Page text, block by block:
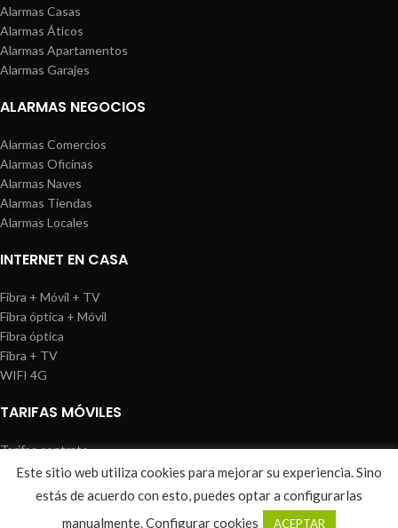
Alarmas Casas
Alarmas Áticos
Alarmas Apartamentos
Alarmas Garajes
ALARMAS NEGOCIOS
Alarmas Comercios
Alarmas Oficinas
Alarmas Naves
Alarmas Tiendas
Alarmas Locales
INTERNET EN CASA
Fibra + Móvil + TV
Fibra óptica + Móvil
Fibra óptica
Fibra + TV
WIFI 4G
TARIFAS MÓVILES
Tarifas contrato
Tarifas prepago
WIREDOSAFE Aviso Legal Política de Cookies |Sitemap
Este sitio web utiliza cookies para mejorar su experiencia. Sino
estás de acuerdo con esto, puedes optar a configurarlas
manualmente.Configurar cookies ACEPTAR